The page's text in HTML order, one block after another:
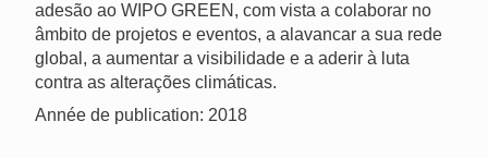
adesão ao WIPO GREEN, com vista a colaborar no
âmbito de projetos e eventos, a alavancar a sua rede
global, a aumentar a visibilidade e a aderir à luta
contra as alterações climáticas.
Année de publication: 2018